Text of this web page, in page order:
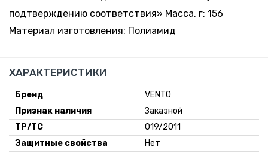
подтверждению соответствия» Масса, г: 156
Материал изготовления: Полиамид
ХАРАКТЕРИСТИКИ
Бренд
VENTO
Признак наличия
Заказной
ТР/ТС
019/2011
Защитные свойства
Нет